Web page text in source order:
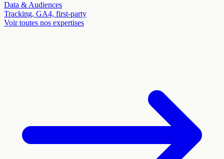
Data & Audiences
Tracking, GA4, first-party
Voir toutes nos expertises